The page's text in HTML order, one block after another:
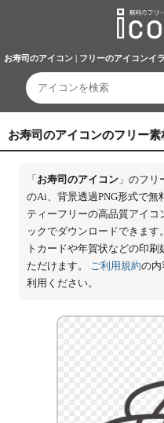
お寿司のアイコン | フリーのアイコンイ
お寿司のアイコンのフリー
「 お寿司のアイコン」のフリ
のAi、背景透過PNG形式で無
ティーフリーの高品質アイコ
ックでダウンロードできま
トカードや年賀状などの印
ただけます。 ご利用規約の内
利用ください。